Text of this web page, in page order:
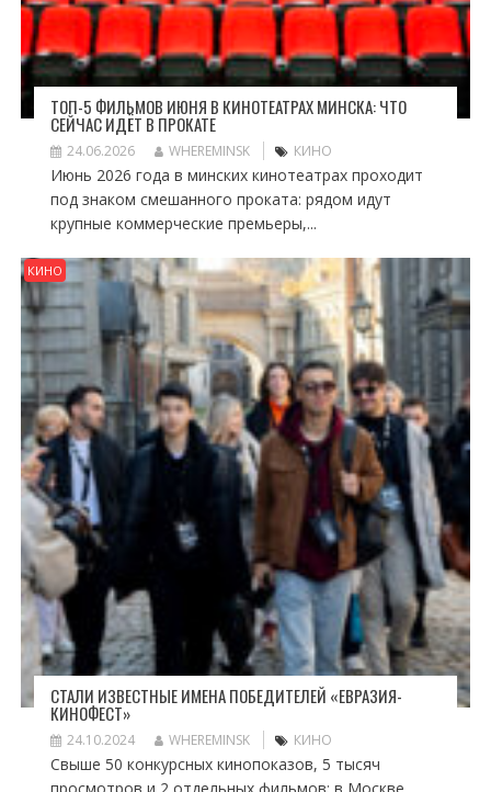
ТОП-5 ФИЛЬМОВ ИЮНЯ В КИНОТЕАТРАХ МИНСКА: ЧТО
СЕЙЧАС ИДЁТ В ПРОКАТЕ
24.06.2026 WHEREMINSK КИНО
Июнь 2026 года в минских кинотеатрах проходит
под знаком смешанного проката: рядом идут
крупные коммерческие премьеры,...
КИНО
СТАЛИ ИЗВЕСТНЫЕ ИМЕНА ПОБЕДИТЕЛЕЙ «ЕВРАЗИЯ-
КИНОФЕСТ»
24.10.2024 WHEREMINSK КИНО
Свыше 50 конкурсных кинопоказов, 5 тысяч
просмотров и 2 отдельных фильмов: в Москве